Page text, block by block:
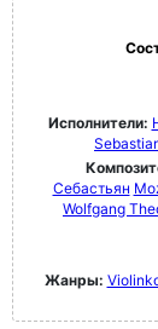
Исполнители:
Себастьян
Wolfgang
Жанры: